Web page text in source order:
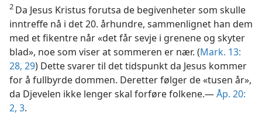
2 Da Jesus Kristus forutsa de begivenheter som skulle
inntreffe nå i det 20. århundre, sammenlignet han dem
med et fikentre når «det får sevje i grenene og skyter
blad», noe som viser at sommeren er nær. (Mark. 13:
28, 29) Dette svarer til det tidspunkt da Jesus kommer
for å fullbyrde dommen. Deretter følger de «tusen år»,
da Djevelen ikke lenger skal forføre folkene.—Åp. 20:
2, 3.